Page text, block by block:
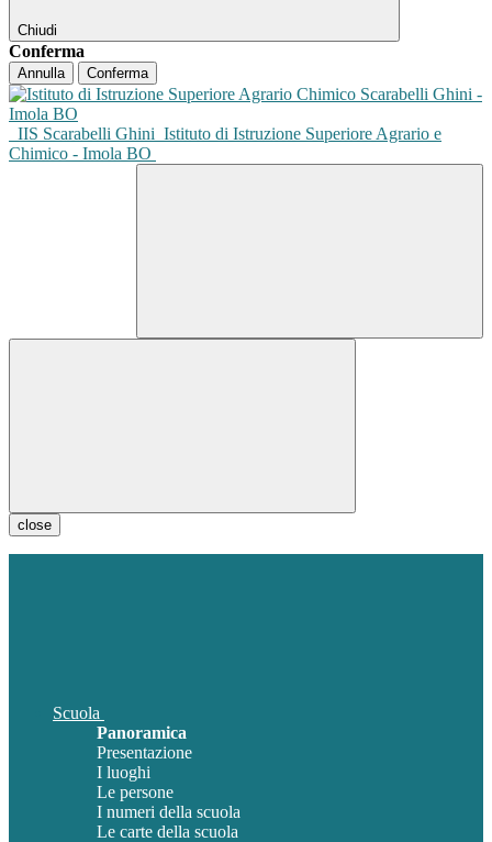
Chiudi
Conferma
Annulla Conferma
IIS Scarabelli Ghini Istituto di Istruzione Superiore Agrario e
Chimico - Imola BO
close
Scuola
Panoramica
Presentazione
I luoghi
Le persone
I numeri della scuola
Le carte della scuola